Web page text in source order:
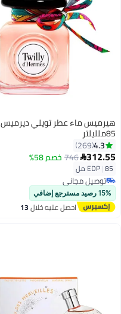
هيرميس ماء عطر تويلي ديرميس
85ملليلتر
4.3
269
312.55
746 خصم 58%
EDP|85 مل
توصيل مجاني
توصيل مجاني
15% رصيد مسترجع إضافي
احصل عليه خلال13